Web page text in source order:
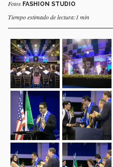
Fotos FASHION STUDIO
Tiempo estimado de lectura:1 min